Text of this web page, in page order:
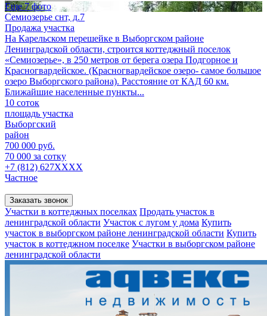
Еще 7 фото
Семиозерье снт, д.7
Продажа участка
На Карельском перешейке в Выборгском районе
Ленинградской области, строится коттеджный поселок
«Семиозерье», в 250 метров от берега озера Подгорное и
Красногвардейское. (Красногвардейское озеро- самое большое
озеро Выборгского района). Расстояние от КАД 60 км.
Ближайшие населенные пункты...
10 соток
площадь участка
Выборгский
район
700 000 руб.
70 000 за сотку
+7 (812) 627XXXX
Частное
Заказать звонок
Участки в коттеджных поселках Продать участок в
ленинградской области Участок с лугом у дома Купить
участок в выборгском районе ленинградской области Купить
участок в коттеджном поселке Участки в выборгском районе
ленинградской области